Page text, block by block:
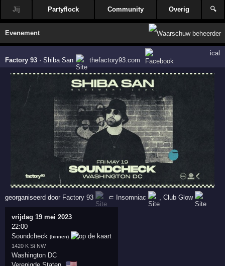
Jij Partyflock Community Overig 🔍
Evenement
Factory 93 ·Shiba San thefactory93.com
ical
georganiseerd door Factory 93 ⊂ Insomniac ,Club Glow
vrijdag 19 mei 2023
22:00
Soundcheck (binnen)
1420 K St NW
Washington DC